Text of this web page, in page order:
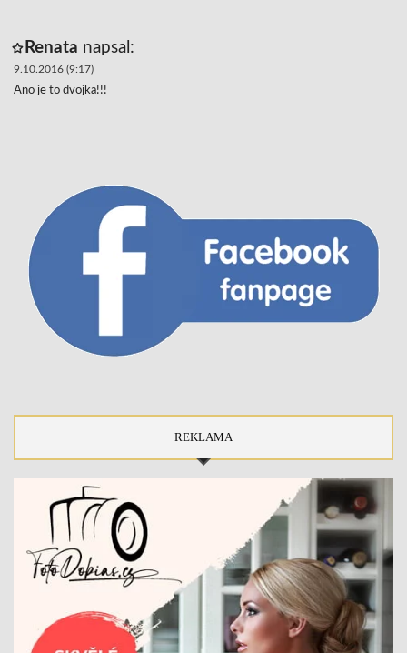
Renata napsal:
9.10.2016 (9:17)
Ano je to dvojka!!!
REKLAMA